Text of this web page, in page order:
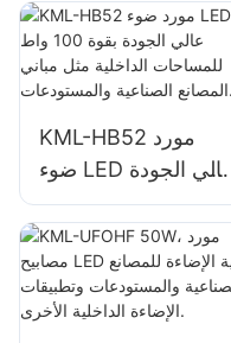
للمساحات الداخلية
مثل صالات الألعاب
الرياضية
KML-HB52 مورد
ضوء LED عالي الجودة
بقوة 100 واط
للمساحات الداخلية
مثل مباني المصانع
الصناعية